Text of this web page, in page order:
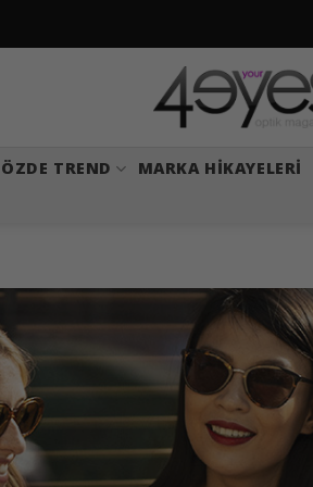
TREND MARKA HIKAYELERI